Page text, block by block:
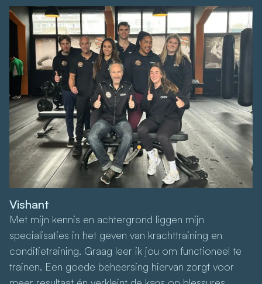
Vishant
Met mijn kennis en achtergrond liggen mijn
specialisaties in het geven van krachttraining en
conditietraining. Graag leer ik jou om functioneel te
trainen. Een goede beheersing hiervan zorgt voor